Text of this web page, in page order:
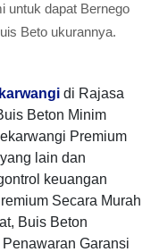
untuk dapat Bernego
Beto ukurannya.
di Rajasa
Beton Minim
Premium
lain dan
keuangan
Secara Murah
Buis Beton
Garansi